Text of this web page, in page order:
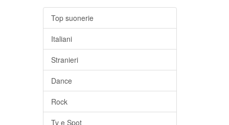
Top suonerie
Italiani
Stranieri
Dance
Rock
Tv e Spot